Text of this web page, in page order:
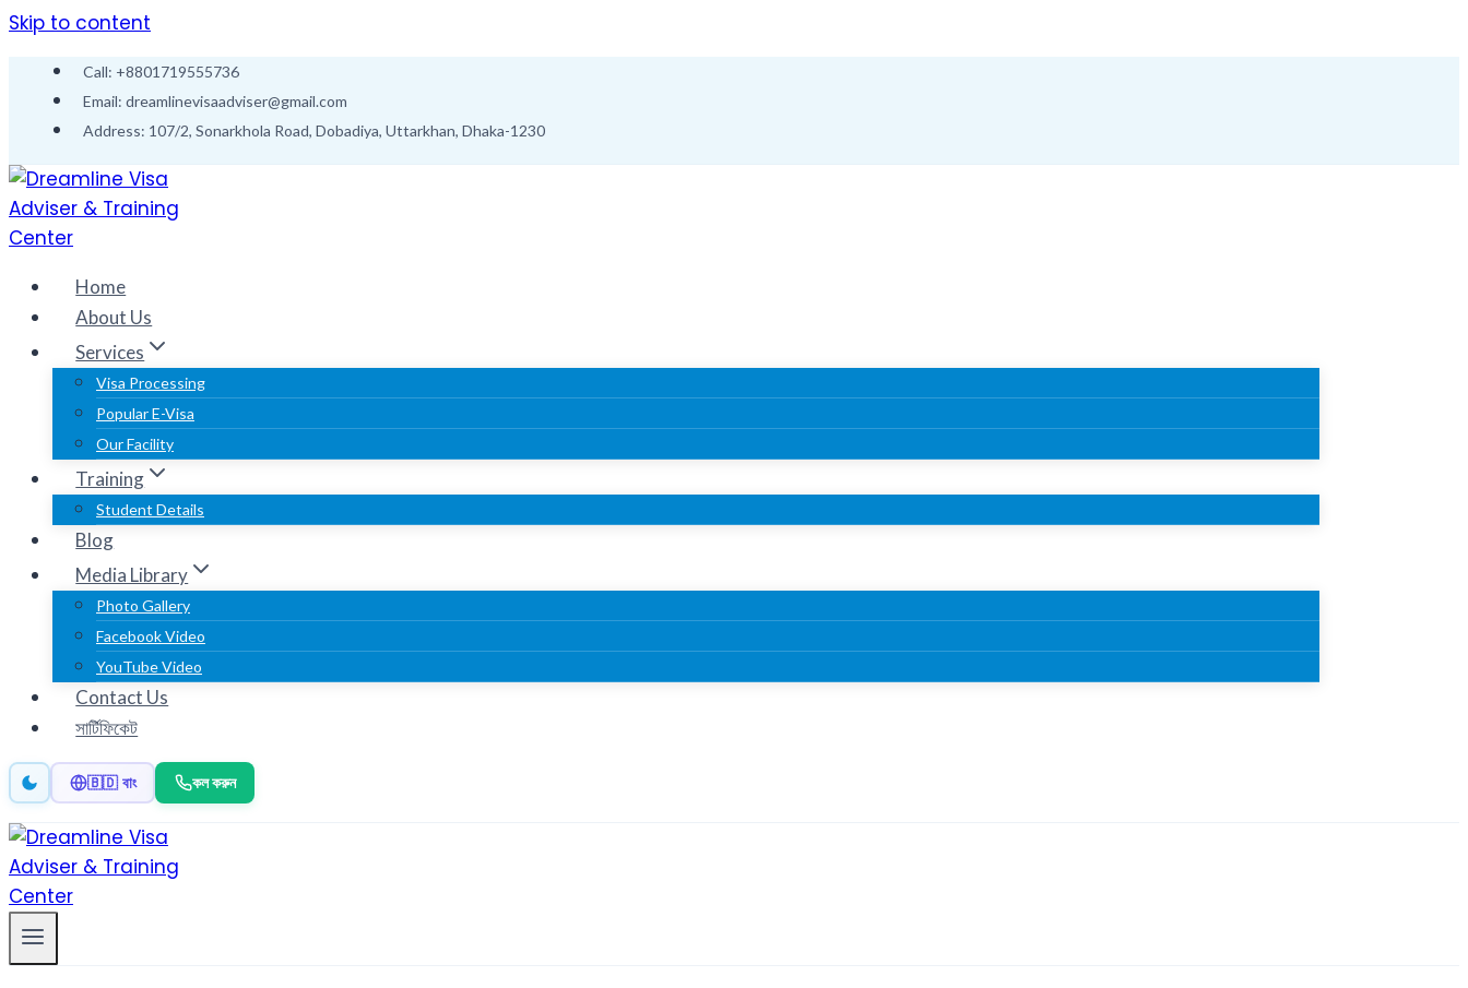
Skip to content
Call: +8801719555736
Email: dreamlinevisaadviser@gmail.com
Address: 107/2, Sonarkhola Road, Dobadiya, Uttarkhan, Dhaka-1230
Home
About Us
Services
Visa Processing
Popular E-Visa
Our Facility
Training
Student Details
Blog
Media Library
Photo Gallery
Facebook Video
YouTube Video
Contact Us
সার্টিফিকেট
🇧🇩 বাং কল করুন